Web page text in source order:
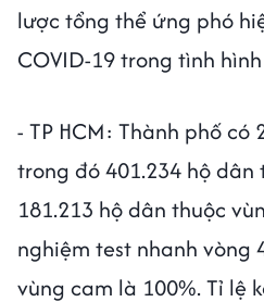
lược tổng thể ứng phó
COVID-19 trong tình
- TP HCM: Thành phố có
trong đó 401.234 hộ dân
181.213 hộ dân thuộc
nghiệm test nhanh vòng
vùng cam là 100%. Tỉ lệ